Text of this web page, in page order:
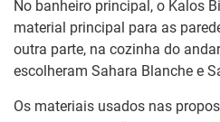
No banheiro principal, o Kalos
material principal para as
outra parte, na cozinha do
escolheram Sahara Blanche e
Os materiais usados nas